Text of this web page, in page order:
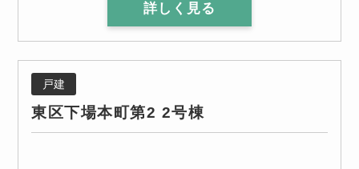
詳しく見る
戸建
東区下場本町第2 2号棟